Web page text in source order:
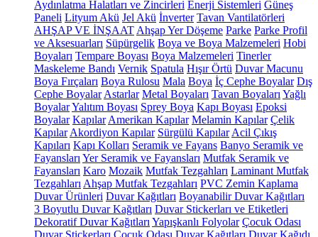
Aydınlatma Halatları ve Zincirleri Enerji Sistemleri Güneş
Paneli Lityum Akü Jel Akü İnverter Tavan Vantilatörleri
AHŞAP VE İNŞAAT Ahşap Yer Döşeme Parke Parke Profil
ve Aksesuarları Süpürgelik Boya ve Boya Malzemeleri Hobi
Boyaları Tempare Boyası Boya Malzemeleri Tinerler
Maskeleme Bandı Vernik Spatula Hışır Örtü Duvar Macunu
Boya Fırçaları Boya Rulosu Mala Boya İç Cephe Boyalar Dış
Cephe Boyalar Astarlar Metal Boyaları Tavan Boyaları Yağlı
BoyalarYalıtım Boyası Sprey Boya Kapı Boyası Epoksi
Boyalar Kapılar Amerikan Kapılar Melamin Kapılar Çelik
Kapılar Akordiyon Kapılar Sürgülü Kapılar Acil Çıkış
Kapıları Kapı Kolları Seramik ve Fayans Banyo Seramik ve
Fayansları Yer Seramik ve Fayansları Mutfak Seramik ve
Fayansları Karo Mozaik Mutfak Tezgahları Laminant Mutfak
Tezgahları Ahşap Mutfak Tezgahları PVC Zemin Kaplama
Duvar Ürünleri Duvar Kağıtları Boyanabilir Duvar Kağıtları
3 Boyutlu Duvar Kağıtları Duvar Stickerları ve Etiketleri
Dekoratif Duvar Kağıtları Yapışkanlı Folyolar Çocuk Odası
Duvar Stickerları Çocuk Odası Duvar Kağıtları Duvar Kağıdı